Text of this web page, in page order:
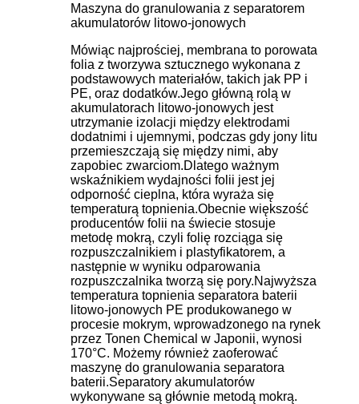
Maszyna do granulowania z separatorem
akumulatorów litowo-jonowych
Mówiąc najprościej, membrana to porowata
folia z tworzywa sztucznego wykonana z
podstawowych materiałów, takich jak PP i
PE, oraz dodatków.Jego główną rolą w
akumulatorach litowo-jonowych jest
utrzymanie izolacji między elektrodami
dodatnimi i ujemnymi, podczas gdy jony litu
przemieszczają się między nimi, aby
zapobiec zwarciom.Dlatego ważnym
wskaźnikiem wydajności folii jest jej
odporność cieplna, która wyraża się
temperaturą topnienia.Obecnie większość
producentów folii na świecie stosuje
metodę mokrą, czyli folię rozciąga się
rozpuszczalnikiem i plastyfikatorem, a
następnie w wyniku odparowania
rozpuszczalnika tworzą się pory.Najwyższa
temperatura topnienia separatora baterii
litowo-jonowych PE produkowanego w
procesie mokrym, wprowadzonego na rynek
przez Tonen Chemical w Japonii, wynosi
170°C. Możemy również zaoferować
maszynę do granulowania separatora
baterii.Separatory akumulatorów
wykonywane są głównie metodą mokrą.